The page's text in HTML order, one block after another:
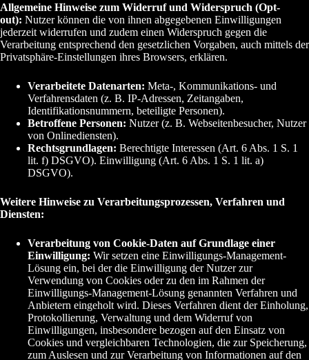
Allgemeine Hinweise zum Widerruf und Widerspruch (Opt-
out): Nutzer können die von ihnen abgegebenen Einwilligungen
jederzeit widerrufen und zudem einen Widerspruch gegen die
Verarbeitung entsprechend den gesetzlichen Vorgaben, auch mittels der
Privatsphäre-Einstellungen ihres Browsers, erklären.
Verarbeitete Datenarten: Meta-, Kommunikations- und
Verfahrensdaten (z. B. IP-Adressen, Zeitangaben,
Identifikationsnummern, beteiligte Personen).
Betroffene Personen: Nutzer (z. B. Webseitenbesucher, Nutzer
von Onlinediensten).
Rechtsgrundlagen: Berechtigte Interessen (Art. 6 Abs. 1 S. 1
lit. f) DSGVO). Einwilligung (Art. 6 Abs. 1 S. 1 lit. a)
DSGVO).
Weitere Hinweise zu Verarbeitungsprozessen, Verfahren und
Diensten:
Verarbeitung von Cookie-Daten auf Grundlage einer
Einwilligung: Wir setzen eine Einwilligungs-Management-
Lösung ein, bei der die Einwilligung der Nutzer zur
Verwendung von Cookies oder zu den im Rahmen der
Einwilligungs-Management-Lösung genannten Verfahren und
Anbietern eingeholt wird. Dieses Verfahren dient der Einholung,
Protokollierung, Verwaltung und dem Widerruf von
Einwilligungen, insbesondere bezogen auf den Einsatz von
Cookies und vergleichbaren Technologien, die zur Speicherung,
zum Auslesen und zur Verarbeitung von Informationen auf den